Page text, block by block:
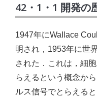
42・1・1 開発の
1947年にWaIlace
明され，1953年に世
された．これは，細
らえるという概念か
ルス信号でとらえる